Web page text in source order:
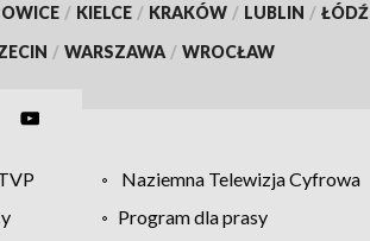
/ KIELCE / KRAKÓW / LUBLIN / ŁÓDŹ
/ WARSZAWA / WROCŁAW
Naziemna Telewizja Cyfrowa
Program dla prasy